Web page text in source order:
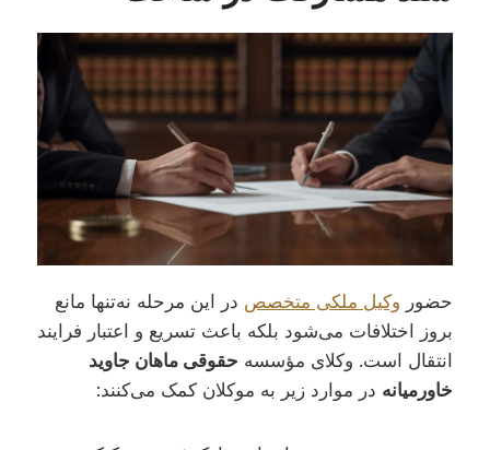
حضور وکیل ملکی متخصص در این مرحله نه‌تنها مانع
بروز اختلافات می‌شود بلکه باعث تسریع و اعتبار فرایند
انتقال است. وکلای مؤسسه حقوقی ماهان جاوید
خاورمیانه در موارد زیر به موکلان کمک می‌کنند: